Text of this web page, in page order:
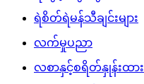
ရဲစိတ်ရဲမန်သီချင်းများ
လက်မှုပညာ
လစာနှင့်စရိတ်နှုန်းထား